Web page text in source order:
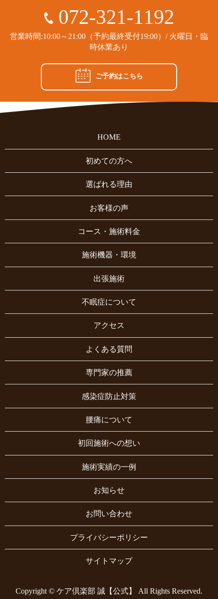
072-321-1192
営業時間:10:00～21:00（予約最終受付19:00）/ 火曜日・臨
時休業あり
ご予約はこちら
HOME
初めての方へ
選ばれる理由
お客様の声
コース・施術料金
施術機器・環境
出張施術
不眠症について
アクセス
よくある質問
専門家の推薦
感染症防止対策
腰痛について
初回施術への想い
施術実績の一例
お知らせ
お問い合わせ
プライバシーポリシー
サイトマップ
Copyright © ケア倶楽部 誠【公式】 All Rights Reserved.